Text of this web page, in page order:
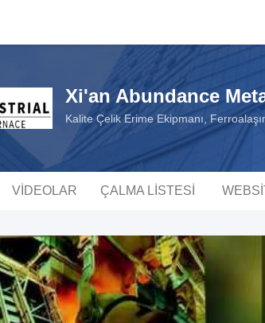
Xi'an Abundance
Kalite Çelik Erime Ekipmanı,
VIDEOLAR ÇALMA LISTESI